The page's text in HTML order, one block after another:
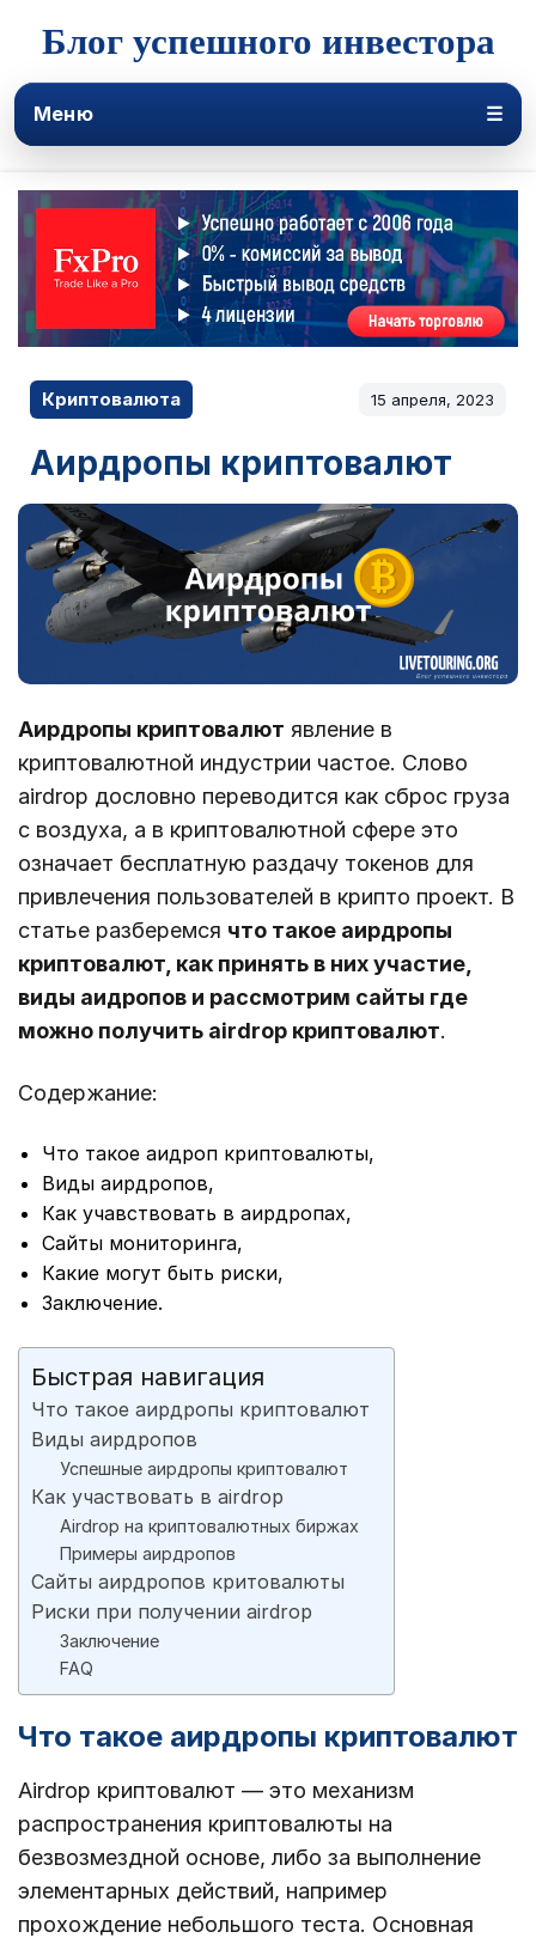
Блог успешного инвестора
Меню ☰
Криптовалюта 15 апреля, 2023
Аирдропы криптовалют
Аирдропы криптовалют явление в
криптовалютной индустрии частое. Слово
airdrop дословно переводится как сброс груза
с воздуха, а в криптовалютной сфере это
означает бесплатную раздачу токенов для
привлечения пользователей в крипто проект. В
статье разберемся что такое аирдропы
криптовалют, как принять в них участие,
виды аидропов и рассмотрим сайты где
можно получить airdrop криптовалют.
Содержание:
Что такое аидроп криптовалюты,
Виды аирдропов,
Как учавствовать в аирдропах,
Сайты мониторинга,
Какие могут быть риски,
Заключение.
Быстрая навигация
Что такое аирдропы криптовалют
Виды аирдропов
Успешные аирдропы криптовалют
Как участвовать в airdrop
Airdrop на криптовалютных биржах
Примеры аирдропов
Сайты аирдропов критовалюты
Риски при получении airdrop
Заключение
FAQ
Что такое аирдропы криптовалют
Airdrop криптовалют — это механизм
распространения криптовалюты на
безвозмездной основе, либо за выполнение
элементарных действий, например
прохождение небольшого теста. Основная